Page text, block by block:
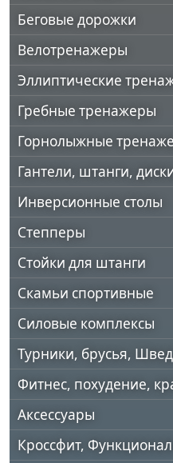
Беговые дорожки
Велотренажеры
Эллиптические
Гребные тренажеры
Горнолыжные
Гантели, штанги,
Инверсионные столы
Степперы
Стойки для штанги
Скамьи спортивные
Силовые комплексы
Турники, брусья,
Фитнес, похудение,
Аксессуары
Кроссфит,